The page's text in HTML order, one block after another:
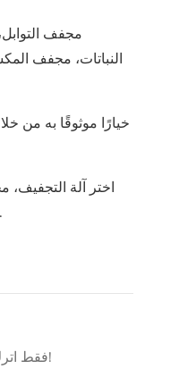
النباتات، مجفف
المكسرات، خط التجفيف، وتحرك نحو النجاح معنا. نشكرك على اختيار ShouChuang لتقديم الدعم المُصنَّع بشكل احترافي لعملك.
فقط اترك بريدك الإلكتروني أو رقم هاتفك في نموذج الاتصال حتى نتمكن من إرسال عرض أسعار مجاني لنا لمجموعة واسعة من التصاميم!